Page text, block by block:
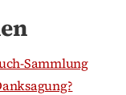
Sammlung